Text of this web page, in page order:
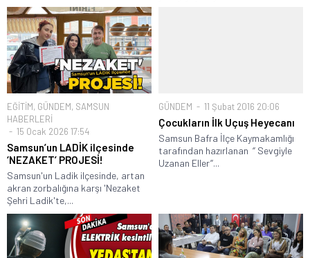
EĞİTİM, GÜNDEM, SAMSUN
HABERLERİ
15 Ocak 2026 17:54
Samsun’un LADİK ilçesinde
‘NEZAKET’ PROJESİ!
Samsun'un Ladik ilçesinde, artan
akran zorbalığına karşı 'Nezaket
Şehri Ladik'te,...
GÜNDEM 11 Şubat 2016 20:06
Çocukların İlk Uçuş Heyecanı
Samsun Bafra İlçe Kaymakamlığı
tarafından hazırlanan ‘’ Sevgiyle
Uzanan Eller’’...